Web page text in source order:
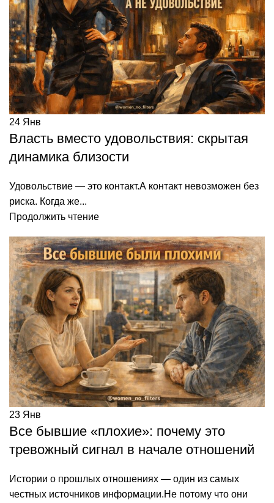
24 Янв
Власть вместо удовольствия: скрытая
динамика близости
Удовольствие — это контакт.А контакт невозможен без
риска. Когда же...
Продолжить чтение
23 Янв
Все бывшие «плохие»: почему это
тревожный сигнал в начале отношений
Истории о прошлых отношениях — один из самых
честных источников информации.Не потому что они